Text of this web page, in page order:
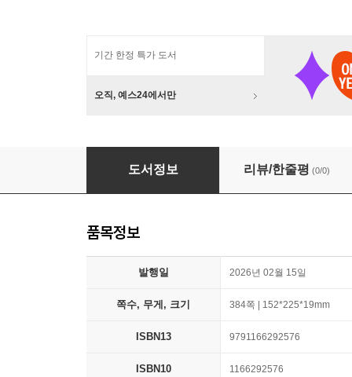
기간 한정 특가 도서
오직, 예스24에서만
AI와 미디어
도서정보 리뷰/한줄평 (0/0)
품목정보
발행일 2026년 02월 15일
쪽수, 무게, 크기 384쪽 | 152*225*19mm
ISBN13 9791166292576
ISBN10 1166292576